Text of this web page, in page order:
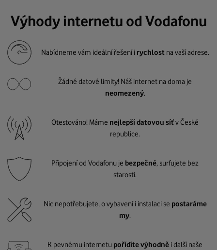
Výhody internetu od Vodafonu
Nabídneme vám ideální řešení i rychlost na vaší adrese.
Žádné datové limity! Náš internet na doma je
neomezený.
Otestováno! Máme nejlepší datovou síťv České
republice.
Připojení od Vodafonu je bezpečné, surfujete bez
starostí.
Nic nepotřebujete, o vybavení i instalaci se postaráme
my.
K pevnému internetu pořídíte výhodně i další naše